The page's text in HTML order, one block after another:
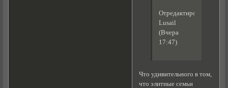
Отредактировано
Lusail
(Вчера
17:47)
Что удивительного в том,
что элитные семьи